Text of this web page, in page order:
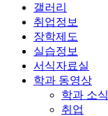
갤러리
취업정보
장학제도
실습정보
서식자료실
학과 동영상
학과 소식
취업